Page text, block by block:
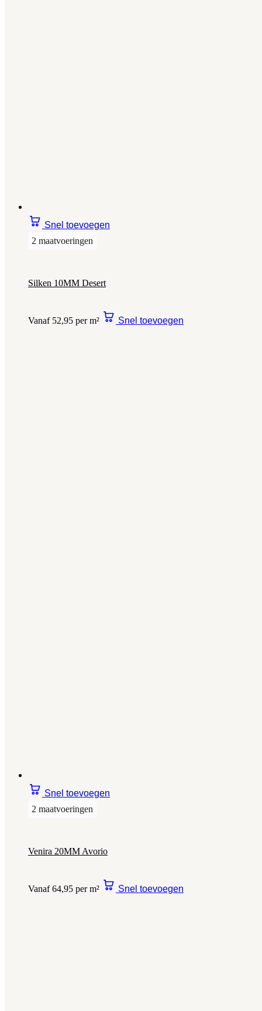
Snel toevoegen
2 maatvoeringen
Silken 10MM Desert
Vanaf 52,95 per m² Snel toevoegen
Snel toevoegen
2 maatvoeringen
Venira 20MM Avorio
Vanaf 64,95 per m² Snel toevoegen